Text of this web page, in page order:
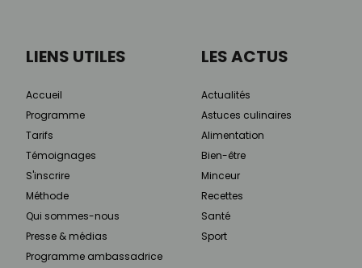
LIENS UTILES
Accueil
Programme
Tarifs
Témoignages
S'inscrire
Méthode
Qui sommes-nous
Presse & médias
Programme ambassadrice
LES ACTUS
Actualités
Astuces culinaires
Alimentation
Bien-être
Minceur
Recettes
Santé
Sport